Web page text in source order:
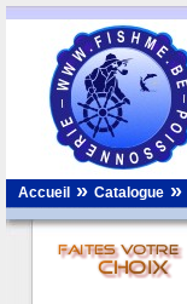
Accueil » Catalogue »